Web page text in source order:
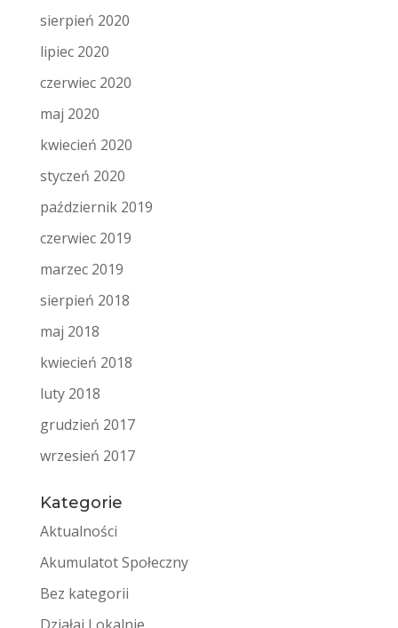
sierpień 2020
lipiec 2020
czerwiec 2020
maj 2020
kwiecień 2020
styczeń 2020
październik 2019
czerwiec 2019
marzec 2019
sierpień 2018
maj 2018
kwiecień 2018
luty 2018
grudzień 2017
wrzesień 2017
Kategorie
Aktualności
Akumulatot Społeczny
Bez kategorii